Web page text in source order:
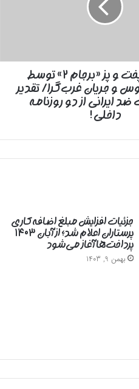
خط ویژه| پخت و پز «برجام ۲» توسط
و جریان غرب‌گرا/ تقدیر
ایرانی از دو روزنامه
داخلی!
جزئیات افزایش مبلغ اضافه‌کاری
پرستاران اعلام شد؛ از آبان ۱۴۰۳
پرداخت‌ها آغاز می‌شود
بهمن 9, 1403